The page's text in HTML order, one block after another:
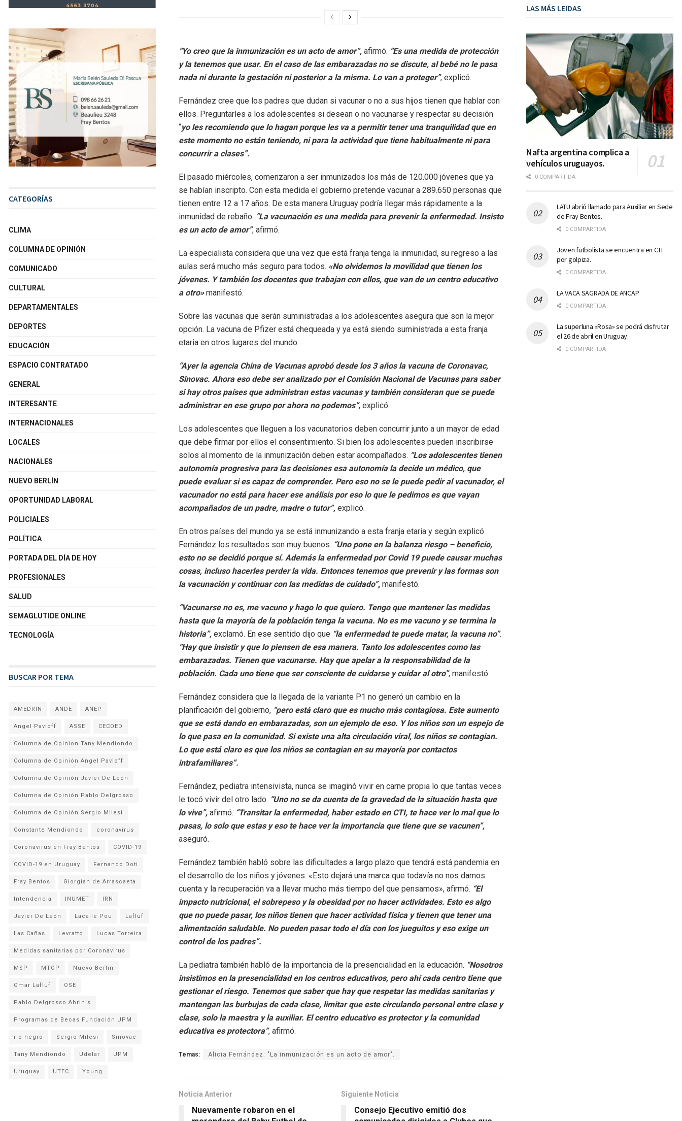
“Yo creo que la inmunización es un acto de amor”, afirmó. “Es una medida de protección
y la tenemos que usar. En el caso de las embarazadas no se discute, al bebé no le pasa
nada ni durante la gestación ni posterior a la misma. Lo van a proteger”, explicó.
Fernández cree que los padres que dudan si vacunar o no a sus hijos tienen que hablar con
ellos. Preguntarles a los adolescentes si desean o no vacunarse y respectar su decisión
“yo les recomiendo que lo hagan porque les va a permitir tener una tranquilidad que en
este momento no están teniendo, ni para la actividad que tiene habitualmente ni para
concurrir a clases”.
El pasado miércoles, comenzaron a ser inmunizados los más de 120.000 jóvenes que ya
se habían inscripto. Con esta medida el gobierno pretende vacunar a 289.650 personas que
tienen entre 12 a 17 años. De esta manera Uruguay podría llegar más rápidamente a la
inmunidad de rebaño. “La vacunación es una medida para prevenir la enfermedad. Insisto
es un acto de amor”, afirmó.
La especialista considera que una vez que está franja tenga la inmunidad, su regreso a las
aulas será mucho más seguro para todos. «No olvidemos la movilidad que tienen los
jóvenes. Y también los docentes que trabajan con ellos, que van de un centro educativo
a otro»manifestó.
Sobre las vacunas que serán suministradas a los adolescentes asegura que son la mejor
opción. La vacuna de Pfizer está chequeada y ya está siendo suministrada a esta franja
etaria en otros lugares del mundo.
“Ayer la agencia China de Vacunas aprobó desde los 3 años la vacuna de Coronavac,
Sinovac. Ahora eso debe ser analizado por el Comisión Nacional de Vacunas para saber
si hay otros países que administran estas vacunas y también consideran que se puede
administrar en ese grupo por ahora no podemos”, explicó.
Los adolescentes que lleguen a los vacunatorios deben concurrir junto a un mayor de edad
que debe firmar por ellos el consentimiento. Si bien los adolescentes pueden inscribirse
solos al momento de la inmunización deben estar acompañados. “Los adolescentes tienen
autonomía progresiva para las decisiones esa autonomía la decide un médico, que
puede evaluar si es capaz de comprender. Pero eso no se le puede pedir al vacunador, el
vacunador no está para hacer ese análisis por eso lo que le pedimos es que vayan
acompañados de un padre, madre o tutor”, explicó.
En otros países del mundo ya se está inmunizando a esta franja etaria y según explicó
Fernández los resultados son muy buenos. “Uno pone en la balanza riesgo – beneficio,
esto no se decidió porque sí. Además la enfermedad por Covid 19 puede causar muchas
cosas, incluso hacerles perder la vida. Entonces tenemos que prevenir y las formas son
la vacunación y continuar con las medidas de cuidado”, manifestó.
“Vacunarse no es, me vacuno y hago lo que quiero. Tengo que mantener las medidas
hasta que la mayoría de la población tenga la vacuna. No es me vacuno y se termina la
historia”, exclamó. En ese sentido dijo que “la enfermedad te puede matar, la vacuna no”.
“Hay que insistir y que lo piensen de esa manera. Tanto los adolescentes como las
embarazadas. Tienen que vacunarse. Hay que apelar a la responsabilidad de la
población. Cada uno tiene que ser consciente de cuidarse y cuidar al otro”, manifestó.
Fernández considera que la llegada de la variante P1 no generó un cambio en la
planificación del gobierno, “pero está claro que es mucho más contagiosa. Este aumento
que se está dando en embarazadas, son un ejemplo de eso. Y los niños son un espejo de
lo que pasa en la comunidad. Si existe una alta circulación viral, los niños se contagian.
Lo que está claro es que los niños se contagian en su mayoría por contactos
intrafamiliares”.
Fernández, pediatra intensivista, nunca se imaginó vivir en carne propia lo que tantas veces
le tocó vivir del otro lado. “Uno no se da cuenta de la gravedad de la situación hasta que
lo vive”, afirmó. “Transitar la enfermedad, haber estado en CTI, te hace ver lo mal que lo
pasas, lo solo que estas y eso te hace ver la importancia que tiene que se vacunen”,
aseguró.
Fernández también habló sobre las dificultades a largo plazo que tendrá está pandemia en
el desarrollo de los niños y jóvenes. «Esto dejará una marca que todavía no nos damos
cuenta y la recuperación va a llevar mucho más tiempo del que pensamos», afirmó. “El
impacto nutricional, el sobrepeso y la obesidad por no hacer actividades. Esto es algo
que no puede pasar, los niños tienen que hacer actividad física y tienen que tener una
alimentación saludable. No pueden pasar todo el día con los jueguitos y eso exige un
control de los padres”.
La pediatra también habló de la importancia de la presencialidad en la educación. “Nosotros
insistimos en la presencialidad en los centros educativos, pero ahí cada centro tiene que
gestionar el riesgo. Tenemos que saber que hay que respetar las medidas sanitarias y
mantengan las burbujas de cada clase, limitar que este circulando personal entre clase y
clase, solo la maestra y la auxiliar. El centro educativo es protector y la comunidad
educativa es protectora”, afirmó.
Temas: Alicia Fernández: "La inmunización es un acto de amor".
Noticia Anterior
Nuevamente robaron en el
Siguiente Noticia
Consejo Ejecutivo emitió dos
CATEGORÍAS
CLIMA
COLUMNA DE OPINIÓN
COMUNICADO
CULTURAL
DEPARTAMENTALES
DEPORTES
EDUCACIÓN
ESPACIO CONTRATADO
GENERAL
INTERESANTE
INTERNACIONALES
LOCALES
NACIONALES
NUEVO BERLÍN
OPORTUNIDAD LABORAL
POLICIALES
POLÍTICA
PORTADA DEL DÍA DE HOY
PROFESIONALES
SALUD
SEMAGLUTIDE ONLINE
TECNOLOGÍA
BUSCAR POR TEMA
AMEDRIN ANDE ANEP
Angel Pavloff ASSE CECOED
Columna de Opinion Tany Mendiondo
Columna de Opinión Angel Pavloff
Columna de Opinión Javier De León
Columna de Opinión Pablo Delgrosso
Columna de Opinión Sergio Milesi
Constante Mendiondo coronavirus
Coronavirus en Fray Bentos COVID-19
COVID-19 en Uruguay Fernando Doti
Fray Bentos Giorgian de Arrascaeta
Intendencia INUMET IRN
Javier De León Lacalle Pou Lafluf
Las Cañas Levratto Lucas Torreira
Medidas sanitarias por Coronavirus
MSP MTOP Nuevo Berlin
Omar Lafluf OSE
Pablo Delgrosso Abrinis
Programas de Becas Fundación UPM
rio negro Sergio Milesi Sinovac
Tany Mendiondo Udelar UPM
Uruguay UTEC Young
LAS MÁS LEIDAS
Nafta argentina complica a
vehículos uruguayos.
0 COMPARTIDA
LATU abrió llamado para Auxiliar en Sede
de Fray Bentos.
0 COMPARTIDA
Joven futbolista se encuentra en CTI
por golpiza.
0 COMPARTIDA
LA VACA SAGRADA DE ANCAP
0 COMPARTIDA
La superluna «Rosa» se podrá disfrutar
el 26 de abril en Uruguay.
0 COMPARTIDA